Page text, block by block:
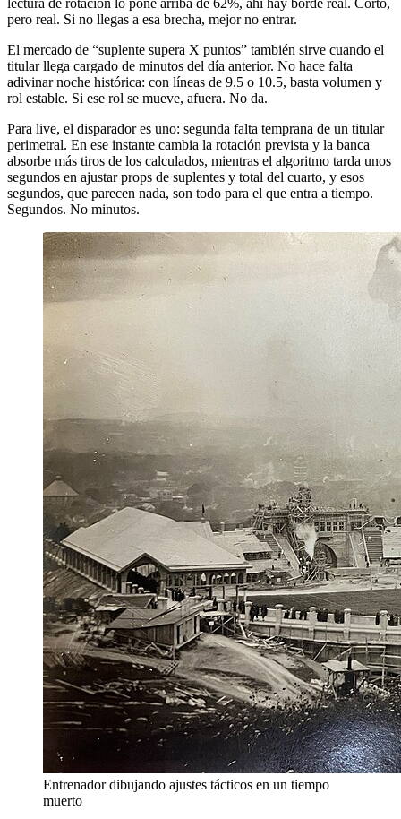
lectura de rotación lo pone arriba de 62%, ahí hay borde real. Corto,
pero real. Si no llegas a esa brecha, mejor no entrar.
El mercado de “suplente supera X puntos” también sirve cuando el
titular llega cargado de minutos del día anterior. No hace falta
adivinar noche histórica: con líneas de 9.5 o 10.5, basta volumen y
rol estable. Si ese rol se mueve, afuera. No da.
Para live, el disparador es uno: segunda falta temprana de un titular
perimetral. En ese instante cambia la rotación prevista y la banca
absorbe más tiros de los calculados, mientras el algoritmo tarda unos
segundos en ajustar props de suplentes y total del cuarto, y esos
segundos, que parecen nada, son todo para el que entra a tiempo.
Segundos. No minutos.
Entrenador dibujando ajustes tácticos en un tiempo
muerto